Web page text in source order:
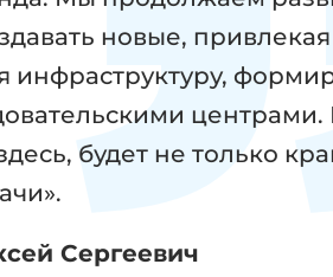
новые,
инфраструктуру,
центрами.
будет не только
Сергеевич